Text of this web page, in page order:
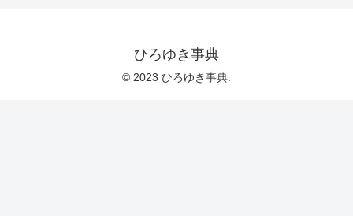
ひろゆき事典
© 2023 ひろゆき事典.